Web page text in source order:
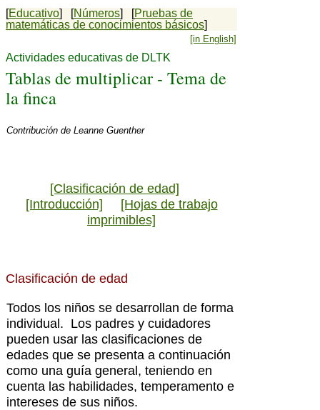
[Educativo] [Números] [Pruebas de
matemáticas de conocimientos básicos]
[in English]
Actividades educativas de DLTK
Tablas de multiplicar - Tema de
la finca
Contribución de Leanne Guenther
[Clasificación de edad]
[Introducción]
[Hojas de trabajo
imprimibles]
Clasificación de edad
Todos los niños se desarrollan de forma
individual. Los padres y cuidadores
pueden usar las clasificaciones de
edades que se presenta a continuación
como una guía general, teniendo en
cuenta las habilidades, temperamento e
intereses de sus niños.